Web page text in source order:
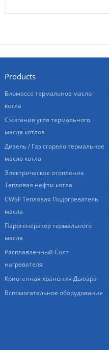
Products
Биомассе термальное масло
котла
Сжигания угля термального
масла котлов
Дизель / Газ сгорело термальное
масло котла
Электрическое отопление
Тепловая нефти котла
CWSF Тепловая Подогреватель
масла
Парогенератор термального
масла
Расплавленный Солт
нагревателя
Криогенная хранения Дьюара
Вспомогательное оборудование